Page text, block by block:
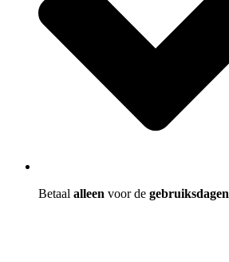
Betaal alleen voor de gebruiksdagen